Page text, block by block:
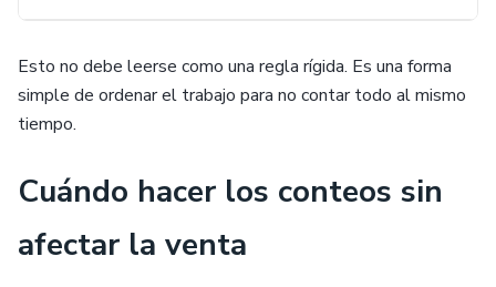
Esto no debe leerse como una regla rígida. Es una forma
simple de ordenar el trabajo para no contar todo al mismo
tiempo.
Cuándo hacer los conteos sin
afectar la venta